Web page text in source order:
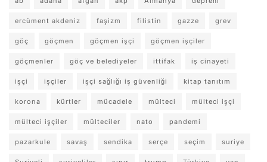
ercüment akdeniz faşizm filistin gazze grev
göç göçmen göçmen işçi göçmen işçiler
göçmenler göç ve belediyeler ittifak iş cinayeti
işçi işçiler işçi sağlığı iş güvenliği kitap tanıtım
korona kürtler mücadele mülteci mülteci işçi
mülteci işçiler mülteciler nato pandemi
pazarkule savaş sendika serçe seçim suriye